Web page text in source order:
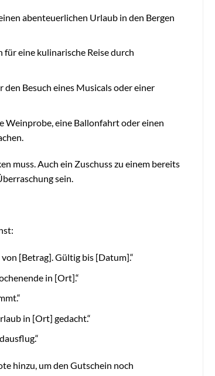
abenteuerlichen Urlaub in den Bergen
eine kulinarische Reise durch
Besuch eines Musicals oder einer
Weinprobe, eine Ballonfahrt oder einen
muss. Auch ein Zuschuss zu einem bereits
sein.
[Betrag]. Gültig bis [Datum].“
in [Ort].“
in [Ort] gedacht.“
hinzu, um den Gutschein noch